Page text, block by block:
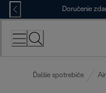
Skip
to
Content
Doručenie
Ďalšie spotrebiče